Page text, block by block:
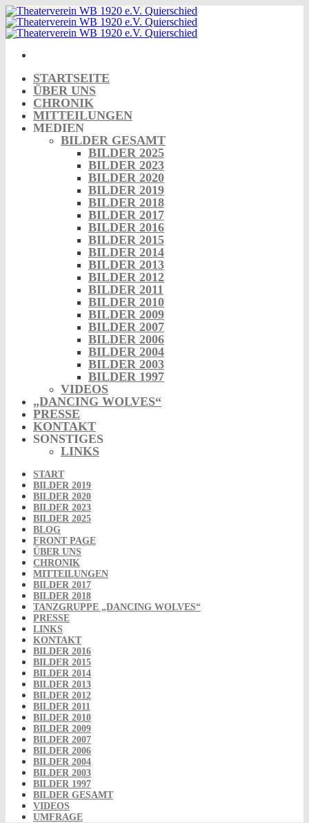
Skip
to
content
STARTSEITE
ÜBER UNS
CHRONIK
MITTEILUNGEN
MEDIEN
BILDER GESAMT
BILDER 2025
BILDER 2023
BILDER 2020
BILDER 2019
BILDER 2018
BILDER 2017
BILDER 2016
BILDER 2015
BILDER 2014
BILDER 2013
BILDER 2012
BILDER 2011
BILDER 2010
BILDER 2009
BILDER 2007
BILDER 2006
BILDER 2004
BILDER 2003
BILDER 1997
VIDEOS
„DANCING WOLVES“
PRESSE
KONTAKT
SONSTIGES
LINKS
START
BILDER 2019
BILDER 2020
BILDER 2023
BILDER 2025
BLOG
FRONT PAGE
ÜBER UNS
CHRONIK
MITTEILUNGEN
BILDER 2017
BILDER 2018
TANZGRUPPE „DANCING WOLVES“
PRESSE
LINKS
KONTAKT
BILDER 2016
BILDER 2015
BILDER 2014
BILDER 2013
BILDER 2012
BILDER 2011
BILDER 2010
BILDER 2009
BILDER 2007
BILDER 2006
BILDER 2004
BILDER 2003
BILDER 1997
BILDER GESAMT
VIDEOS
UMFRAGE